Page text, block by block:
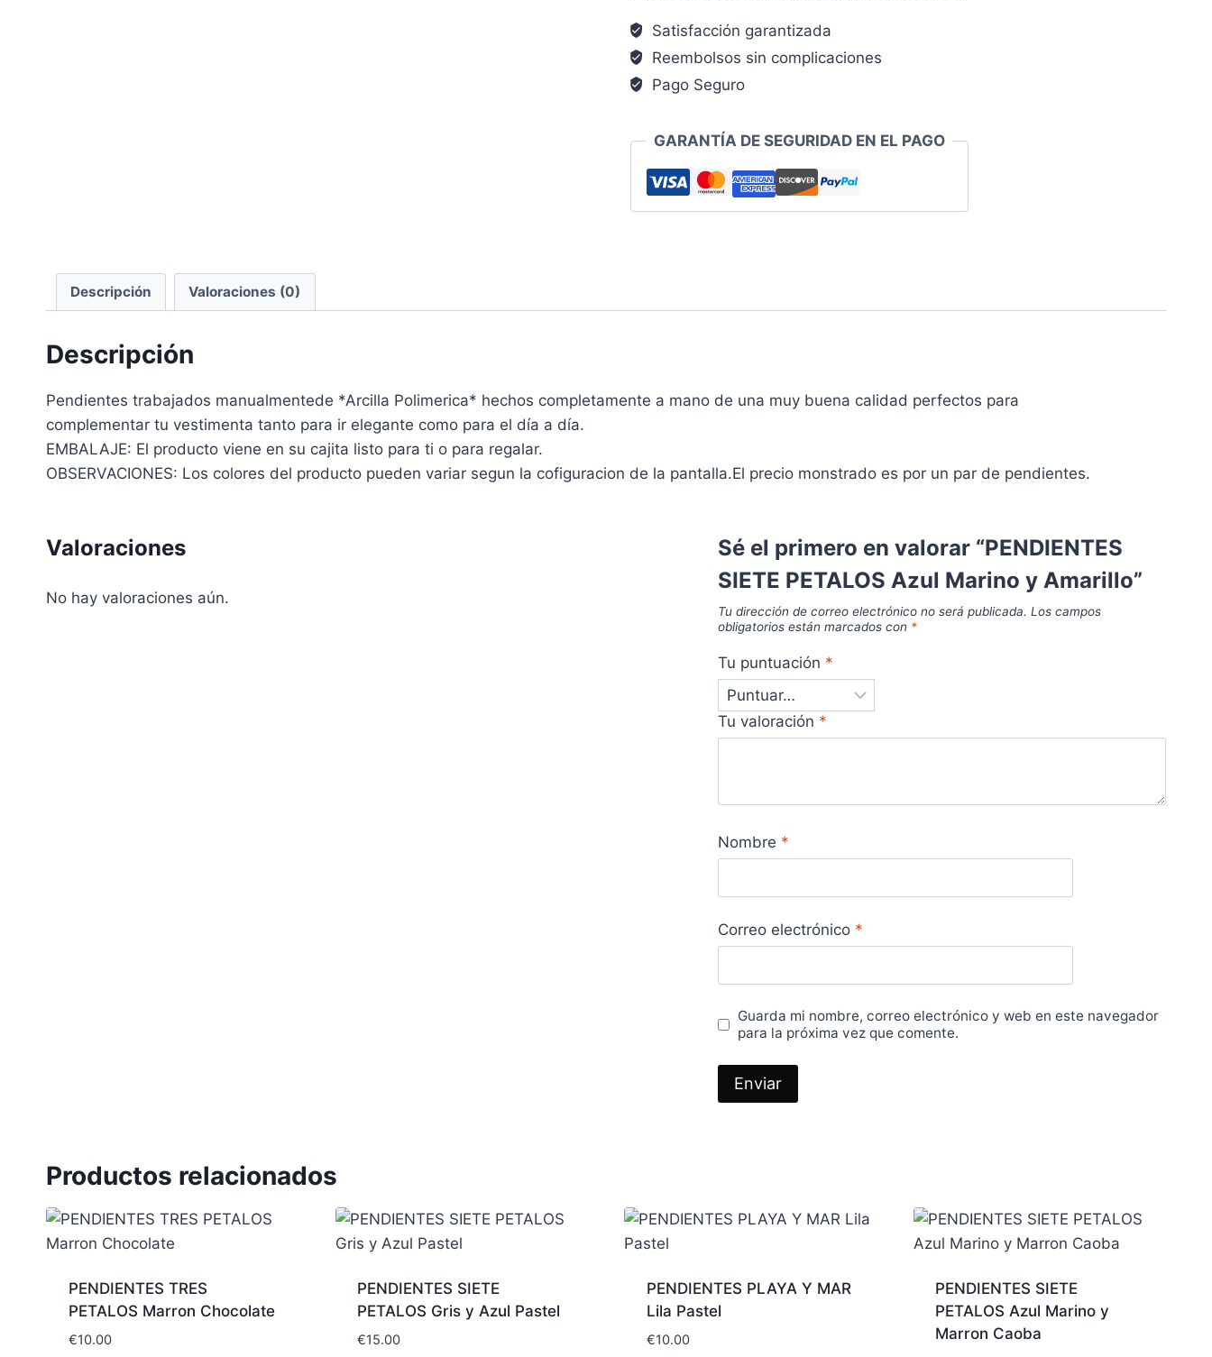
Satisfacción garantizada
Reembolsos sin complicaciones
Pago Seguro
GARANTÍA DE SEGURIDAD EN EL PAGO
Descripción Valoraciones (0)
Descripción
Pendientes trabajados manualmentede *Arcilla Polimerica* hechos completamente a mano de una muy buena calidad perfectos para
complementar tu vestimenta tanto para ir elegante como para el día a día.
EMBALAJE: El producto viene en su cajita listo para ti o para regalar.
OBSERVACIONES: Los colores del producto pueden variar segun la cofiguracion de la pantalla.El precio monstrado es por un par de pendientes.
Valoraciones
No hay valoraciones aún.
Sé el primero en valorar “PENDIENTES
SIETE PETALOS Azul Marino y Amarillo”
Tu dirección de correo electrónico no será publicada. Los campos
obligatorios están marcados con *
Tu puntuación *
Tu valoración *
Nombre *
Correo electrónico *
Guarda mi nombre, correo electrónico y web en este navegador
para la próxima vez que comente.
Productos relacionados
PENDIENTES TRES
PETALOS Marron Chocolate
€10.00
PENDIENTES SIETE
PETALOS Gris y Azul Pastel
€15.00
PENDIENTES PLAYA Y MAR
Lila Pastel
€10.00
PENDIENTES SIETE
PETALOS Azul Marino y
Marron Caoba